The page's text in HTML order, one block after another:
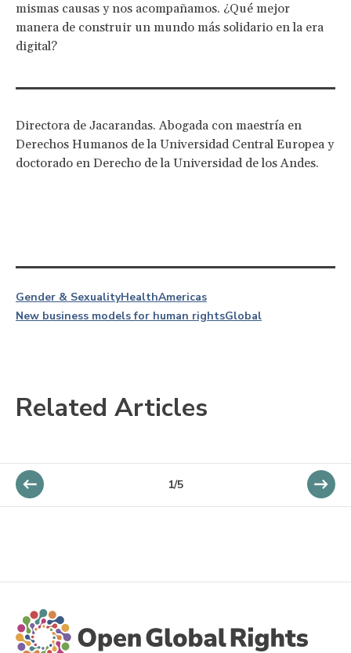
mismas causas y nos acompañamos. ¿Qué mejor
manera de construir un mundo más solidario en la era
digital?
Directora de Jacarandas. Abogada con maestría en
Derechos Humanos de la Universidad Central Europea y
doctorado en Derecho de la Universidad de los Andes.
Gender & SexualityHealthAmericas
New business models for human rightsGlobal
Related Articles
1/5